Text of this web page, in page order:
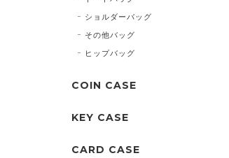
「HR-01A-HM」
ショルダーバッグ
その他バッグ
ヒップバッグ
COIN CASE
KEY CASE
CARD CASE